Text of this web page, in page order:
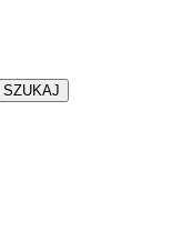
SZUKAJ